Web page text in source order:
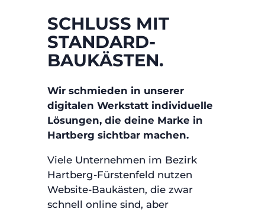
SCHLUSS MIT
STANDARD-
BAUKÄSTEN.
Wir schmieden in unserer
digitalen Werkstatt individuelle
Lösungen, die deine Marke in
Hartberg sichtbar machen.
Viele Unternehmen im Bezirk
Hartberg-Fürstenfeld nutzen
Website-Baukästen, die zwar
schnell online sind, aber